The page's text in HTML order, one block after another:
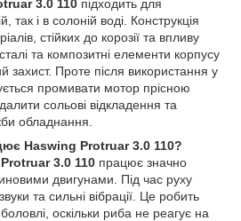
3.0 110 підходить для
так і в солоній воді. Конструкція
стійких до корозії та впливу
та композитні елементи корпусу
захист. Проте після використання у
промивати мотор прісною
сольові відкладення та
обладнання.
Haswing Protruar 3.0 110?
3.0 110 працює значно
двигунами. Під час руху
та сильні вібрації. Це робить
оскільки риба не реагує на